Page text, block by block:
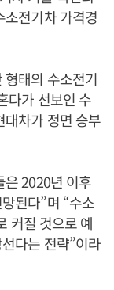
전기차 가격경
태의 수소전기
다가 선보인 수
대차가 정면 승부
은 2020년 이후
된다”며 “수소
커질 것으로 예
다는 전략”이라